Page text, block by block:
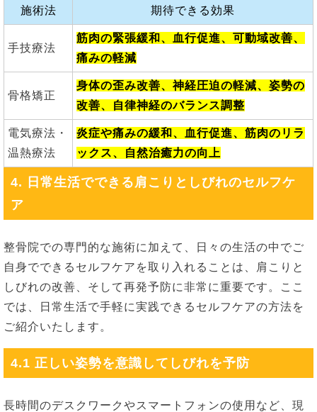
施術法 期待できる効果
手技療法
筋肉の緊張緩和、血行促進、可動域改善、
痛みの軽減
骨格矯正
身体の歪み改善、神経圧迫の軽減、姿勢の
改善、自律神経のバランス調整
電気療法・
温熱療法
炎症や痛みの緩和、血行促進、筋肉のリラ
ックス、自然治癒力の向上
4. 日常生活でできる肩こりとしびれのセルフケ
ア
整骨院での専門的な施術に加えて、日々の生活の中でご
自身でできるセルフケアを取り入れることは、肩こりと
しびれの改善、そして再発予防に非常に重要です。ここ
では、日常生活で手軽に実践できるセルフケアの方法を
ご紹介いたします。
4.1 正しい姿勢を意識してしびれを予防
長時間のデスクワークやスマートフォンの使用など、現